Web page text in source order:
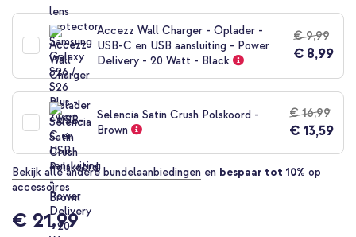
Accezz Wall Charger - Oplader -
USB-C en USB aansluiting - Power
Delivery - 20 Watt - Black
€ 9,99
€ 8,99
Selencia Satin Crush Polskoord -
Brown
€ 16,99
€ 13,59
Bekijk alle andere bundelaanbiedingen en bespaar tot 10% op
accessoires
€ 21,99